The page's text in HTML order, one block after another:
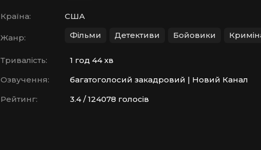
Країна: США
Жанр: Фільми Детективи Бойовики
Тривалість:
1 год 44 хв
Озвучення:
багатоголосий закадровий | Новий Канал
Рейтинг:
3.4 / 124078 голосів